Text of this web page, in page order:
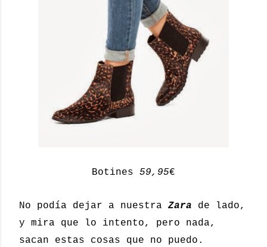
Botines 59,95€
No podía dejar a nuestra Zara de lado,
y mira que lo intento, pero nada,
sacan estas cosas que no puedo.